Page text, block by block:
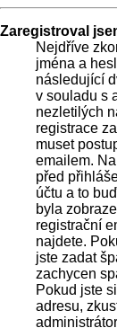
Zaregistroval
Nejdříve
jména a
následující
v souladu s
nezletilých
registrace
muset
emailem.
před
účtu a to
byla
registrační
najdete.
jste zadat
zachycen
Pokud jste
adresu,